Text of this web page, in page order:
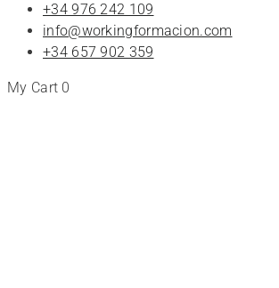
+34 976 242 109
info@workingformacion.com
+34 657 902 359
My Cart 0